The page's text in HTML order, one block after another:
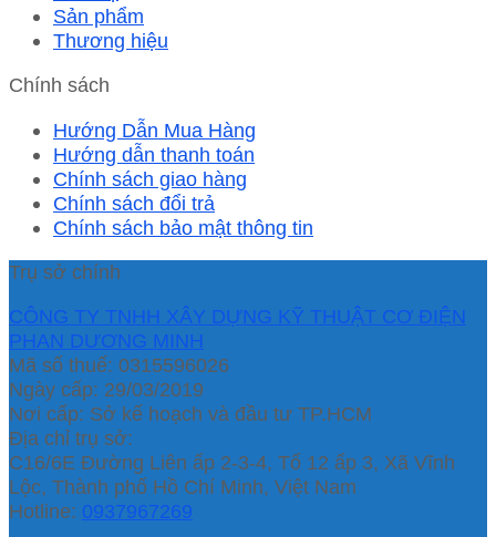
Sản phẩm
Thương hiệu
Chính sách
Hướng Dẫn Mua Hàng
Hướng dẫn thanh toán
Chính sách giao hàng
Chính sách đổi trả
Chính sách bảo mật thông tin
Trụ sở chính
CÔNG TY TNHH XÂY DỰNG KỸ THUẬT CƠ ĐIỆN
PHAN DƯƠNG MINH
Mã số thuế: 0315596026
Ngày cấp: 29/03/2019
Nơi cấp: Sở kế hoạch và đầu tư TP.HCM
Địa chỉ trụ sở:
C16/6E Đường Liên ấp 2-3-4, Tổ 12 ấp 3, Xã Vĩnh
Lộc, Thành phố Hồ Chí Minh, Việt Nam
Hotline: 0937967269